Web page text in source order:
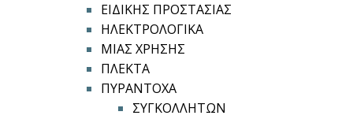
ΕΙΔΙΚΗΣ ΠΡΟΣΤΑΣΙΑΣ
ΗΛΕΚΤΡΟΛΟΓΙΚΑ
ΜΙΑΣ ΧΡΗΣΗΣ
ΠΛΕΚΤΑ
ΠΥΡΑΝΤΟΧΑ
ΣΥΓΚΟΛΛΗΤΩΝ